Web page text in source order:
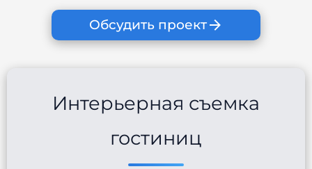
Обсудить проект
Интерьерная съемка
гостиниц